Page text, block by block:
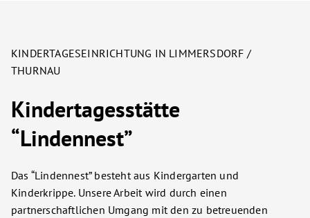
KINDERTAGESEINRICHTUNG IN LIMMERSDORF /
THURNAU
Kindertagesstätte
“Lindennest”
Das “Lindennest” besteht aus Kindergarten und
Kinderkrippe. Unsere Arbeit wird durch einen
partnerschaftlichen Umgang mit den zu betreuenden